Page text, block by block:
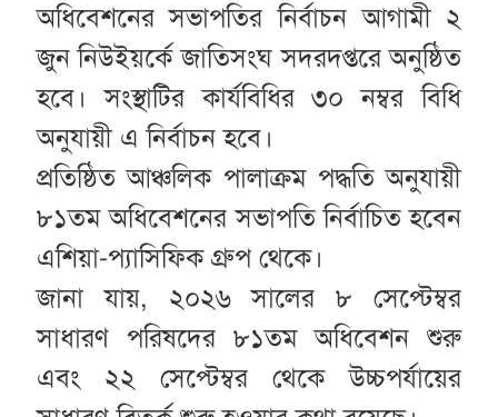
অধিবেশনের সভাপতির নির্বাচন আগামী ২
জুন নিউইয়র্কে জাতিসংঘ সদরদপ্তরে অনুষ্ঠিত
হবে। সংস্থাটির কার্যবিধির ৩০ নম্বর বিধি
অনুযায়ী এ নির্বাচন হবে।
প্রতিষ্ঠিত আঞ্চলিক পালাক্রম পদ্ধতি অনুযায়ী
৮১তম অধিবেশনের সভাপতি নির্বাচিত হবেন
এশিয়া-প্যাসিফিক গ্রুপ থেকে।
জানা যায়, ২০২৬ সালের ৮ সেপ্টেম্বর
সাধারণ পরিষদের ৮১তম অধিবেশন শুরু
এবং ২২ সেপ্টেম্বর থেকে উচ্চপর্যায়ের